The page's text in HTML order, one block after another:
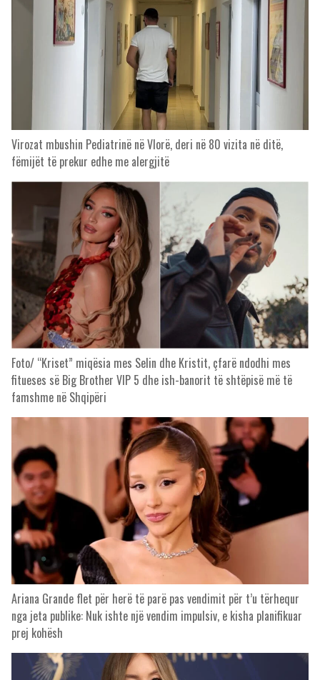
Virozat mbushin Pediatrinë në Vlorë, deri në 80 vizita në ditë,
fëmijët të prekur edhe me alergjitë
Foto/ “Kriset” miqësia mes Selin dhe Kristit, çfarë ndodhi mes
fitueses së Big Brother VIP 5 dhe ish-banorit të shtëpisë më të
famshme në Shqipëri
Ariana Grande flet për herë të parë pas vendimit për t’u tërhequr
nga jeta publike: Nuk ishte një vendim impulsiv, e kisha planifikuar
prej kohësh